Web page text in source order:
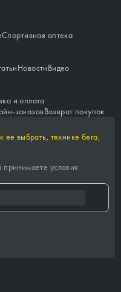
Спортивная аптека
НовостиВидео
и оплата
заказовВозврат покупок
ее выбрать, технике бега,
принимаете условия